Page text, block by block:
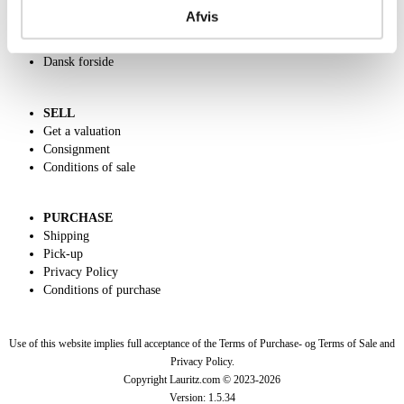
Afvis
Classic Auction
Dansk forside
SELL
Get a valuation
Consignment
Conditions of sale
PURCHASE
Shipping
Pick-up
Privacy Policy
Conditions of purchase
Use of this website implies full acceptance of the Terms of Purchase- og Terms of Sale and
Privacy Policy.
Copyright Lauritz.com © 2023-2026
Version: 1.5.34